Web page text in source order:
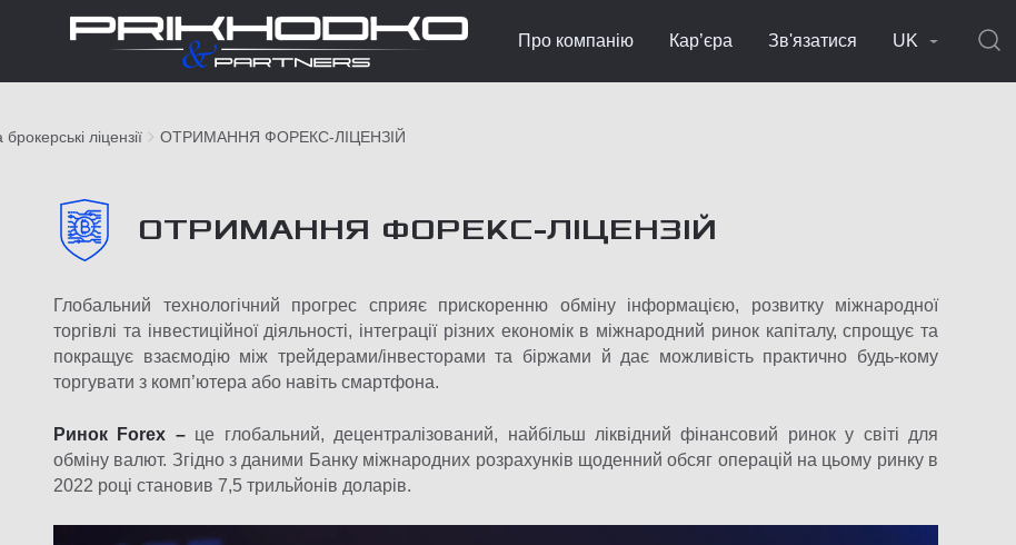
Про компанію Кар’єра Зв'язатися UK
ліцензії ОТРИМАННЯ ФОРЕКС-ЛІЦЕНЗІЙ
ОТРИМАННЯ ФОРЕКС-ЛІЦЕНЗІЙ
Глобальний технологічний прогрес сприяє прискоренню обміну інформацією, розвитку міжнародної
торгівлі та інвестиційної діяльності, інтеграції різних економік в міжнародний ринок капіталу, спрощує та
покращує взаємодію між трейдерами/інвесторами та біржами й дає можливість практично будь-кому
торгувати з комп’ютера або навіть смартфона.
Ринок Forex –це глобальний, децентралізований, найбільш ліквідний фінансовий ринок у світі для
обміну валют. Згідно з даними Банку міжнародних розрахунків щоденний обсяг операцій на цьому ринку в
2022 році становив 7,5 трильйонів доларів.